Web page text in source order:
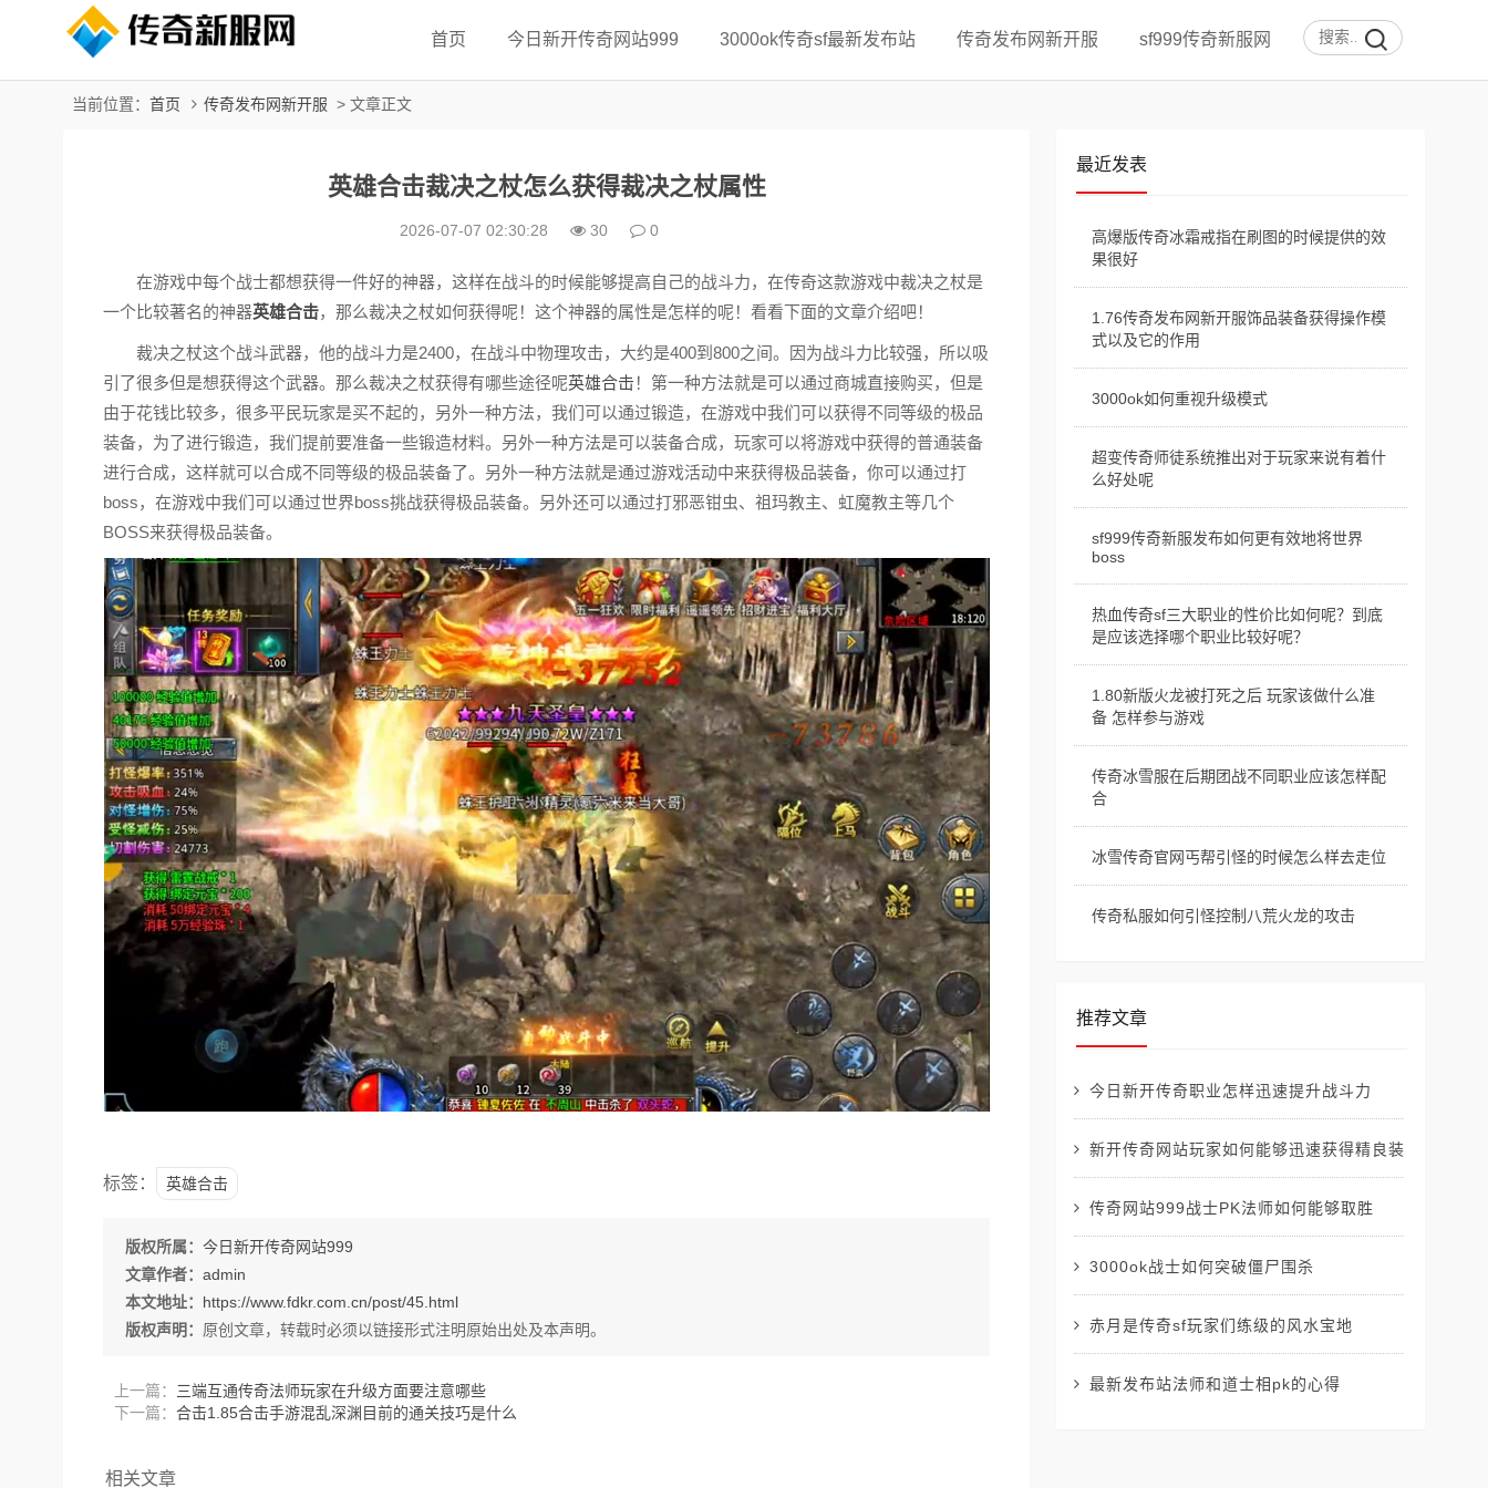
首页 今日新开传奇网站999 3000ok传奇sf最新发布站 传奇发布网新开服 sf999传奇新服网
当前位置： 首页 传奇发布网新开服 > 文章正文
英雄合击裁决之杖怎么获得裁决之杖属性
2026-07-07 02:30:28 30 0
在游戏中每个战士都想获得一件好的神器，这样在战斗的时候能够提高自己的战斗力，在传奇这款游戏中裁决之杖是
一个比较著名的神器英雄合击，那么裁决之杖如何获得呢！这个神器的属性是怎样的呢！看看下面的文章介绍吧！
裁决之杖这个战斗武器，他的战斗力是2400，在战斗中物理攻击，大约是400到800之间。因为战斗力比较强，所以吸
引了很多但是想获得这个武器。那么裁决之杖获得有哪些途径呢英雄合击 ！第一种方法就是可以通过商城直接购买，但是
由于花钱比较多，很多平民玩家是买不起的，另外一种方法，我们可以通过锻造，在游戏中我们可以获得不同等级的极品
装备，为了进行锻造，我们提前要准备一些锻造材料。另外一种方法是可以装备合成，玩家可以将游戏中获得的普通装备
进行合成，这样就可以合成不同等级的极品装备了。另外一种方法就是通过游戏活动中来获得极品装备，你可以通过打
boss，在游戏中我们可以通过世界boss挑战获得极品装备。另外还可以通过打邪恶钳虫、祖玛教主、虹魔教主等几个
BOSS来获得极品装备。
标签： 英雄合击
版权所属： 今日新开传奇网站999
文章作者： admin
本文地址： https://www.fdkr.com.cn/post/45.html
版权声明： 原创文章，转载时必须以链接形式注明原始出处及本声明。
上一篇： 三端互通传奇法师玩家在升级方面要注意哪些
下一篇： 合击1.85合击手游混乱深渊目前的通关技巧是什么
相关文章
最近发表
高爆版传奇冰霜戒指在刷图的时候提供的效
果很好
1.76传奇发布网新开服饰品装备获得操作模
式以及它的作用
3000ok如何重视升级模式
超变传奇师徒系统推出对于玩家来说有着什
么好处呢
sf999传奇新服发布如何更有效地将世界
boss
热血传奇sf三大职业的性价比如何呢？到底
是应该选择哪个职业比较好呢？
1.80新版火龙被打死之后 玩家该做什么准
备 怎样参与游戏
传奇冰雪服在后期团战不同职业应该怎样配
合
冰雪传奇官网丐帮引怪的时候怎么样去走位
传奇私服如何引怪控制八荒火龙的攻击
推荐文章
今日新开传奇职业怎样迅速提升战斗力
新开传奇网站玩家如何能够迅速获得精良装备
传奇网站999战士PK法师如何能够取胜
3000ok战士如何突破僵尸围杀
赤月是传奇sf玩家们练级的风水宝地
最新发布站法师和道士相pk的心得